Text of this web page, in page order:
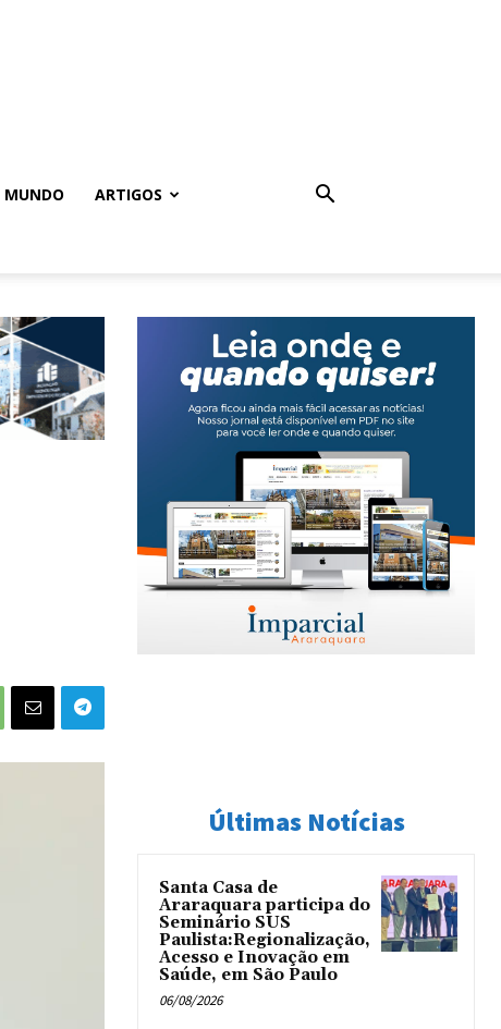
MUNDO ARTIGOS
Últimas Notícias
Santa Casa de
Araraquara participa do
Seminário SUS
Paulista:Regionalização,
Acesso e Inovação em
Saúde, em São Paulo
06/08/2026